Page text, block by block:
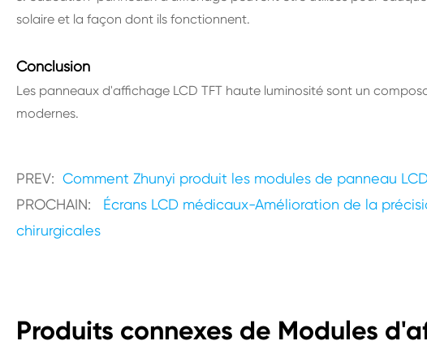
solaire et la façon dont ils fonctionnent.
Conclusion
Les panneaux d'affichage LCD TFT haute luminosité sont un
modernes.
PREV: Comment Zhunyi produit les modules de panneau
PROCHAIN: Écrans LCD médicaux-Amélioration de la
chirurgicales
Produits connexes de Modules